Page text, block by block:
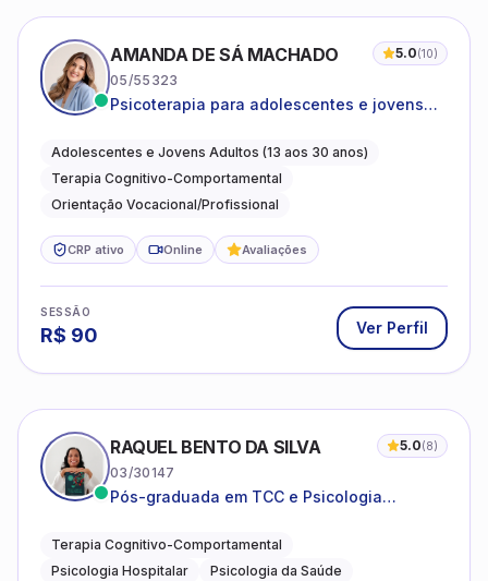
AMANDA DE SÁ MACHADO 5.0(10)
05/55323
Psicoterapia para adolescentes e jovens
autoestima, relações e orientação
profissional
Adolescentes e Jovens Adultos (13 aos 30 anos)
Terapia Cognitivo-Comportamental
Orientação Vocacional/Profissional
CRP ativo Online Avaliações
SESSÃO
R$ 90 Ver Perfil
RAQUEL BENTO DA SILVA 5.0(8)
03/30147
Pós-graduada em TCC e Psicologia
Terapia Cognitivo-Comportamental
Psicologia Hospitalar
Psicologia da Saúde